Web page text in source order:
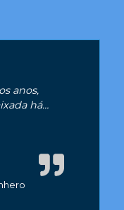
anos,
há…
há muitos anos,”